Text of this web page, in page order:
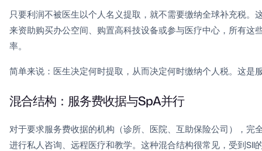
只要利润不被医生以个人名义提取，就不需要缴纳全球补充税。
来资助购买办公空间、购置高科技设备或参与医疗中心，所有这
率。
简单来说：医生决定何时提取，从而决定何时缴纳个人税。这是
混合结构：服务费收据与SpA并行
对于要求服务费收据的机构（诊所、医院、互助保险公司），完
进行私人咨询、远程医疗和教学。这种混合结构很常见，受到SII